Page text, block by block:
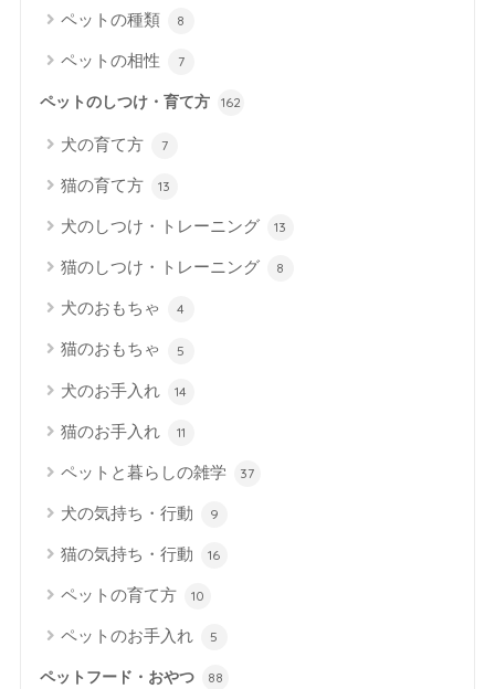
ペットの種類 8
ペットの相性 7
ペットのしつけ・育て方 162
犬の育て方 7
猫の育て方 13
犬のしつけ・トレーニング 13
猫のしつけ・トレーニング 8
犬のおもちゃ 4
猫のおもちゃ 5
犬のお手入れ 14
猫のお手入れ 11
ペットと暮らしの雑学 37
犬の気持ち・行動 9
猫の気持ち・行動 16
ペットの育て方 10
ペットのお手入れ 5
ペットフード・おやつ 88